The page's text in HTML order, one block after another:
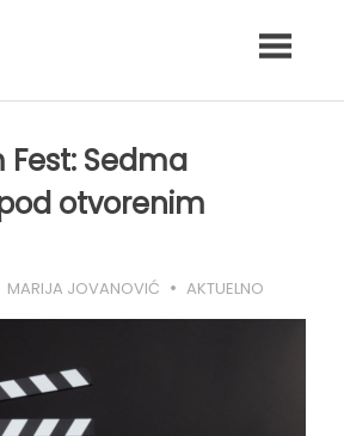
Fest: Sedma
otvorenim
MARIJA JOVANOVIĆ AKTUELNO